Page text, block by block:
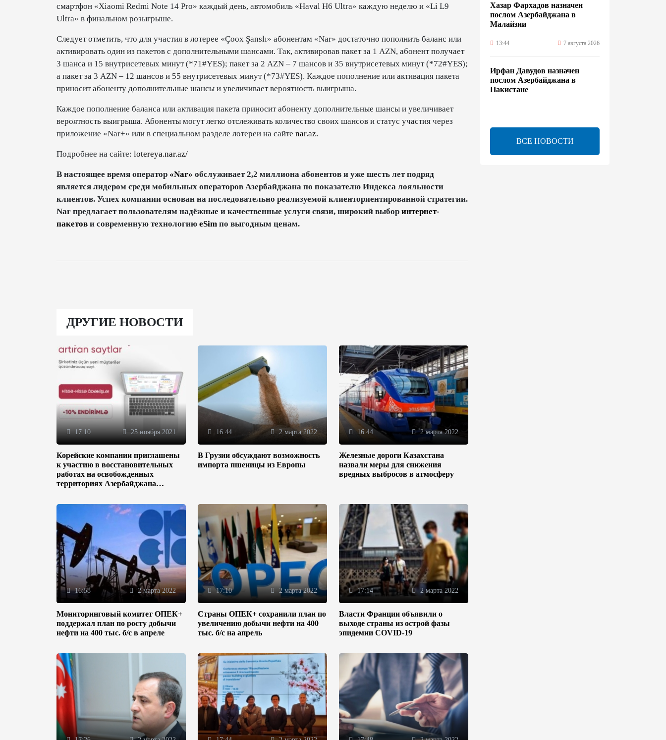
смартфон «Xiaomi Redmi Note 14 Pro» каждый день, автомобиль «Haval H6 Ultra» каждую неделю и «Li L9
Ultra» в финальном розыгрыше.
Следует отметить, что для участия в лотерее «Çoox Şanslı» абонентам «Nar» достаточно пополнить баланс или
активировать один из пакетов с дополнительными шансами. Так, активировав пакет за 1 AZN, абонент получает
3 шанса и 15 внутрисетевых минут (*71#YES); пакет за 2 AZN – 7 шансов и 35 внутрисетевых минут (*72#YES);
а пакет за 3 AZN – 12 шансов и 55 внутрисетевых минут (*73#YES). Каждое пополнение или активация пакета
приносит абоненту дополнительные шансы и увеличивает вероятность выигрыша.
Каждое пополнение баланса или активация пакета приносит абоненту дополнительные шансы и увеличивает
вероятность выигрыша. Абоненты могут легко отслеживать количество своих шансов и статус участия через
приложение «Nar+» или в специальном разделе лотереи на сайте nar.az.
Подробнее на сайте: lotereya.nar.az/
В настоящее время оператор «Nar» обслуживает 2,2 миллиона абонентов и уже шесть лет подряд
является лидером среди мобильных операторов Азербайджана по показателю Индекса лояльности
клиентов. Успех компании основан на последовательно реализуемой клиенториентированной стратегии.
Nar предлагает пользователям надёжные и качественные услуги связи, широкий выбор интернет-
пакетов и современную технологию eSim по выгодным ценам.
ДРУГИЕ НОВОСТИ
17:10 25 ноября 2021
Корейские компании приглашены
к участию в восстановительных
работах на освобожденных
территориях Азербайджана
16:44 2 марта 2022
В Грузии обсуждают возможность
импорта пшеницы из Европы
16:44 2 марта 2022
Железные дороги Казахстана
назвали меры для снижения
вредных выбросов в атмосферу
16:58 2 марта 2022
Мониторинговый комитет ОПЕК+
поддержал план по росту добычи
нефти на 400 тыс. б/с в апреле
17:10 2 марта 2022
Страны ОПЕК+ сохранили план по
увеличению добычи нефти на 400
тыс. б/с на апрель
17:14 2 марта 2022
Власти Франции объявили о
выходе страны из острой фазы
эпидемии COVID-19
Хазар Фархадов назначен
послом Азербайджана в
Малайзии
13:44 7 августа 2026
Ирфан Давудов назначен
послом Азербайджана в
Пакистане
взаимном выделении
образовательных квот между
ВСЕ НОВОСТИ